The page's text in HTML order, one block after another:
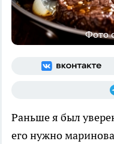
Фото
Раньше я был
его нужно